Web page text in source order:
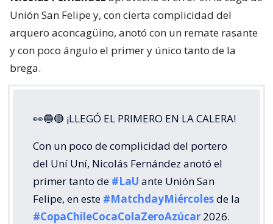
Unión San Felipe y, con cierta complicidad del
arquero aconcagüino, anotó con un remate rasante
y con poco ángulo el primer y único tanto de la
brega.
👀🔵🔴 ¡LLEGÓ EL PRIMERO EN LA CALERA!
Con un poco de complicidad del portero
del Uní Uní, Nicolás Fernández anotó el
primer tanto de #LaU ante Unión San
Felipe, en este #MatchdayMiércolesde la
#CopaChileCocaColaZeroAzúcar 2026.